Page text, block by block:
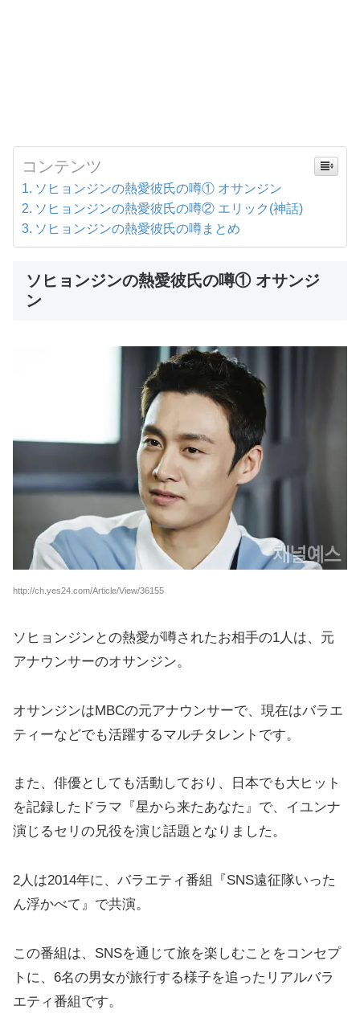
コンテンツ
ソヒョンジンの熱愛彼氏の噂① オサンジン
ソヒョンジンの熱愛彼氏の噂② エリック(神話)
ソヒョンジンの熱愛彼氏の噂まとめ
ソヒョンジンの熱愛彼氏の噂① オサンジ
ン
http://ch.yes24.com/Article/View/36155
ソヒョンジンとの熱愛が噂されたお相手の1人は、元
アナウンサーのオサンジン。
オサンジンはMBCの元アナウンサーで、現在はバラエ
ティーなどでも活躍するマルチタレントです。
また、俳優としても活動しており、日本でも大ヒット
を記録したドラマ『星から来たあなた』で、イユンナ
演じるセリの兄役を演じ話題となりました。
2人は2014年に、バラエティ番組『SNS遠征隊いった
ん浮かべて』で共演。
この番組は、SNSを通じて旅を楽しむことをコンセプ
トに、6名の男女が旅行する様子を追ったリアルバラ
エティ番組です。